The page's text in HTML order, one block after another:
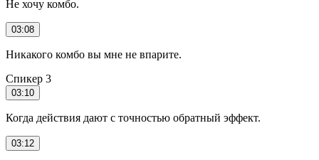
Не хочу комбо.
03:08
Никакого комбо вы мне не впарите.
Спикер 3
03:10
Когда действия дают с точностью обратный эффект.
03:12